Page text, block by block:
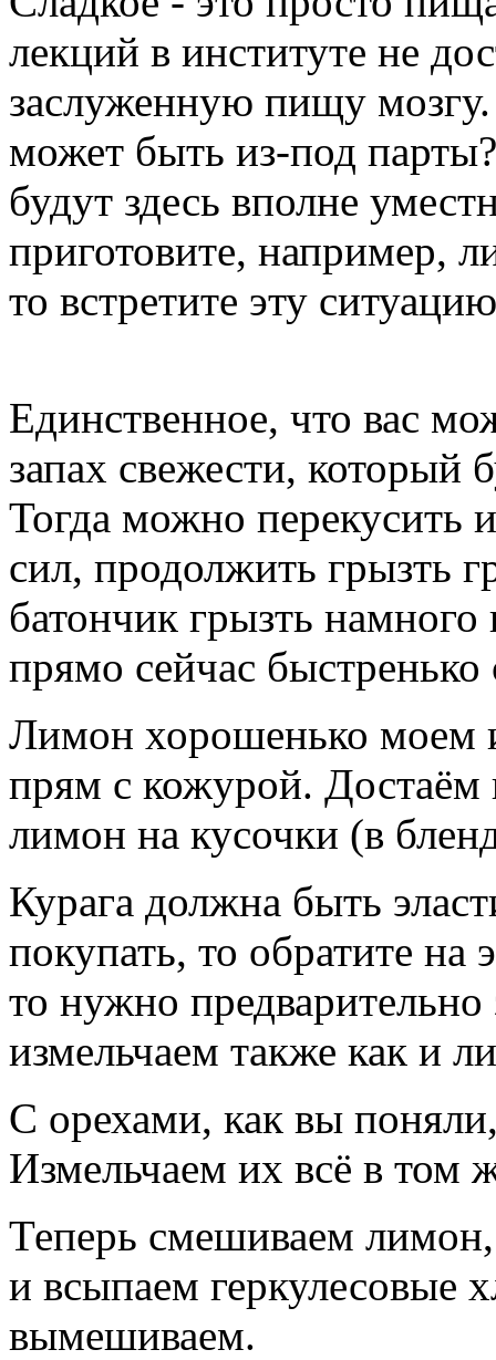
лекций в институте не
заслуженную пищу
может быть из-под
будут здесь вполне
приготовите, например,
то встретите эту
Единственное, что вас
запах свежести, который
Тогда можно перекусить
сил, продолжить грызть
батончик грызть
прямо сейчас быстренько
Лимон хорошенько моем
прям с кожурой. Достаём
лимон на кусочки (в
Курага должна быть
покупать, то обратите на
то нужно
измельчаем также как и
С орехами, как вы
Измельчаем их всё в том
Теперь смешиваем
и всыпаем геркулесовые
вымешиваем.